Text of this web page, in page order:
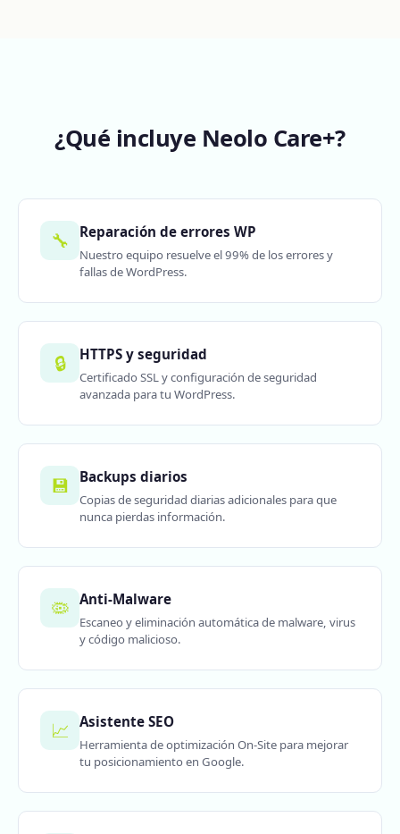
¿Qué incluye Neolo Care+?
🔧 Reparación de errores WP
Nuestro equipo resuelve el 99% de los errores y
fallas de WordPress.
🔒 HTTPS y seguridad
Certificado SSL y configuración de seguridad
avanzada para tu WordPress.
💾 Backups diarios
Copias de seguridad diarias adicionales para que
nunca pierdas información.
🦠 Anti-Malware
Escaneo y eliminación automática de malware, virus
y código malicioso.
📈 Asistente SEO
Herramienta de optimización On-Site para mejorar
tu posicionamiento en Google.